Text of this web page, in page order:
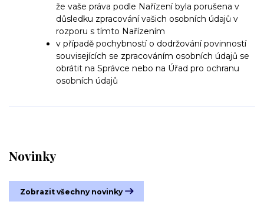
Novinky
Zobrazit všechny novinky
že vaše práva podle Nařízení byla porušena v
důsledku zpracování vašich osobních údajů v
rozporu s tímto Nařízením
v případě pochybností o dodržování povinností
souvisejících se zpracováním osobních údajů se
obrátit na Správce nebo na Úřad pro ochranu
osobních údajů